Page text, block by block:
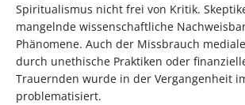
Spiritualismus nicht frei von Kritik.
mangelnde wissenschaftliche
Phänomene. Auch der Missbrauch
durch unethische Praktiken oder
Trauernden wurde in der Vergangenheit
problematisiert.